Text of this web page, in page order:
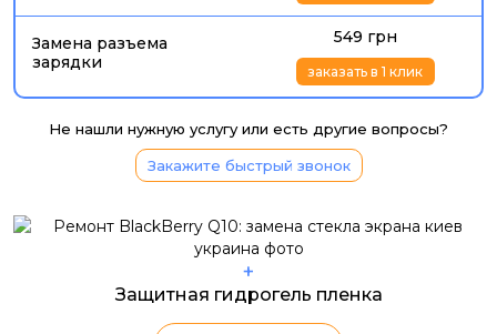
Замена разъема
зарядки
549 грн
заказать в 1 клик
Не нашли нужную услугу или есть другие вопросы?
Закажите быстрый звонок
+
Защитная гидрогель пленка